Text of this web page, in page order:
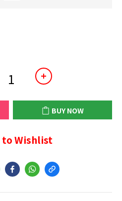
BUY NOW
to Wishlist